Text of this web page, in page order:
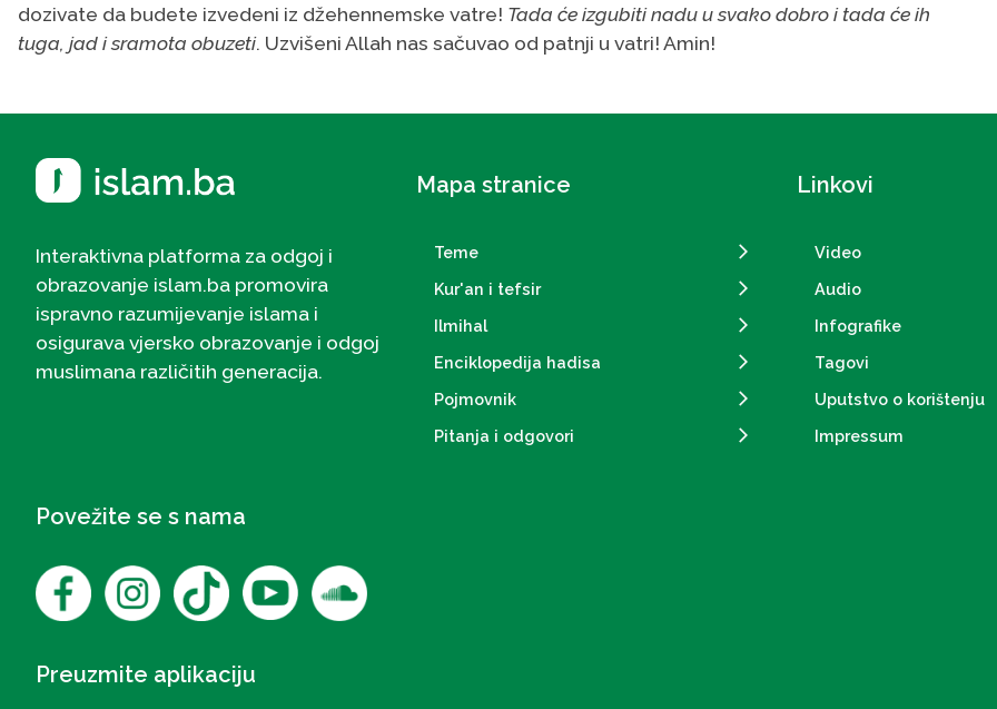
dozivate da budete izvedeni iz džehennemske vatre! Tada će izgubiti nadu u svako dobro i tada će ih
tuga, jad i sramota obuzeti. Uzvišeni Allah nas sačuvao od patnji u vatri! Amin!
Interaktivna platforma za odgoj i
obrazovanje islam.ba promovira
ispravno razumijevanje islama i
osigurava vjersko obrazovanje i odgoj
muslimana različitih generacija.
Mapa stranice
Teme
Kur'an i tefsir
Ilmihal
Enciklopedija hadisa
Pojmovnik
Pitanja i odgovori
Linkovi
Video
Audio
Infografike
Tagovi
Uputstvo o korištenju
Impressum
Povežite se s nama
Preuzmite aplikaciju